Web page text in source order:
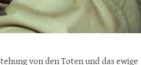
von den Toten und das ewige